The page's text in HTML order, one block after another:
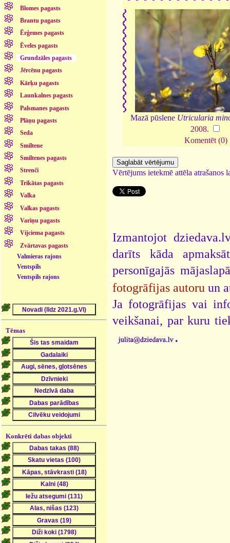
Blomes pagasts
Brantu pagasts
Ērģemes pagasts
Ēveles pagasts
Grundzāles pagasts
Jērcēnu pagasts
Kārķu pagasts
Launkalnes pagasts
Palsmanes pagasts
Plāņu pagasts
Seda
Smiltene
Smiltenes pagasts
Strenči
Trikātas pagasts
Valka
Valkas pagasts
Variņu pagasts
Vijciema pagasts
Zvārtavas pagasts
Valmieras rajons
Ventspils
Ventspils rajons
Tēmas
Konkrēti dabas objekti
Mazā pūslene Utricularia
2008.
Komentēt (0)
Vērtējums ietekmē attēla atrašanos
Izmantojot
darīts kāda
personīgajās
fotogrāfijas autoru un
Ja fotogrāfijas vai
veikšanai, par kuru
.